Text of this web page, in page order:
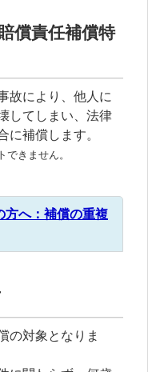
償責任補償特
故により、他人に
してしまい、 法律
に補償します。
きません。
へ：補償の重複
の対象となりま